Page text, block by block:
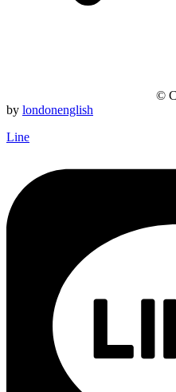
© Copyright 2025
by londonenglish
Line